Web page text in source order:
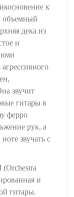
к
объемный
дека из
и
звучит
гитары в
ферро
рук, а
звучать с
и
гитары.